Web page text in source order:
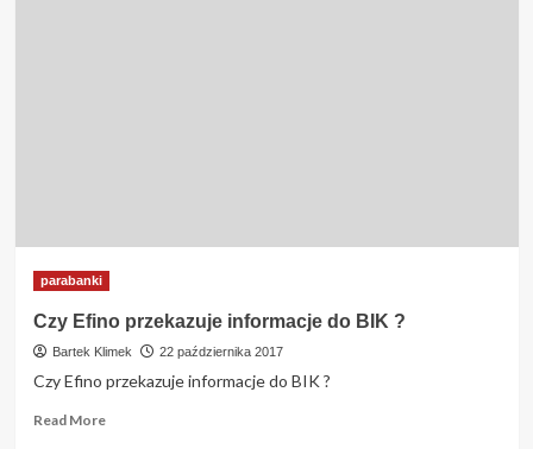
parabanki
Czy Efino przekazuje informacje do BIK ?
Bartek Klimek 22 października 2017
Czy Efino przekazuje informacje do BIK ?
Read MoreRead